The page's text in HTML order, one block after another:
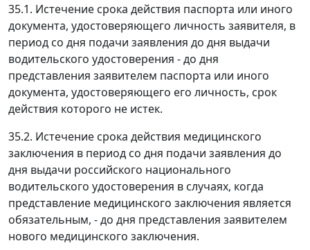
35.1. Истечение срока действия паспорта или иного
документа, удостоверяющего личность заявителя, в
период со дня подачи заявления до дня выдачи
водительского удостоверения - до дня
представления заявителем паспорта или иного
документа, удостоверяющего его личность, срок
действия которого не истек.
35.2. Истечение срока действия медицинского
заключения в период со дня подачи заявления до
дня выдачи российского национального
водительского удостоверения в случаях, когда
представление медицинского заключения является
обязательным, - до дня представления заявителем
нового медицинского заключения.